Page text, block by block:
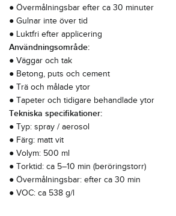
● Övermålningsbar efter ca 30 minuter
● Gulnar inte över tid
● Luktfri efter applicering
Användningsområde:
● Väggar och tak
● Betong, puts och cement
● Trä och målade ytor
● Tapeter och tidigare behandlade ytor
Tekniska specifikationer:
● Typ: spray / aerosol
● Färg: matt vit
● Volym: 500 ml
● Torktid: ca 5–10 min (beröringstorr)
● Övermålningsbar: efter ca 30 min
● VOC: ca 538 g/l